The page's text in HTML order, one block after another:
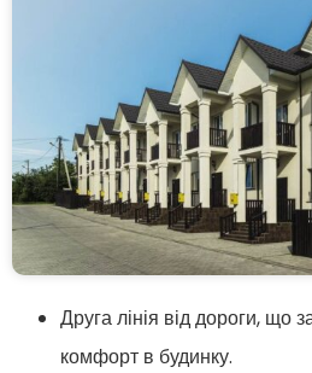
Друга лінія від дороги, що
комфорт в будинку.